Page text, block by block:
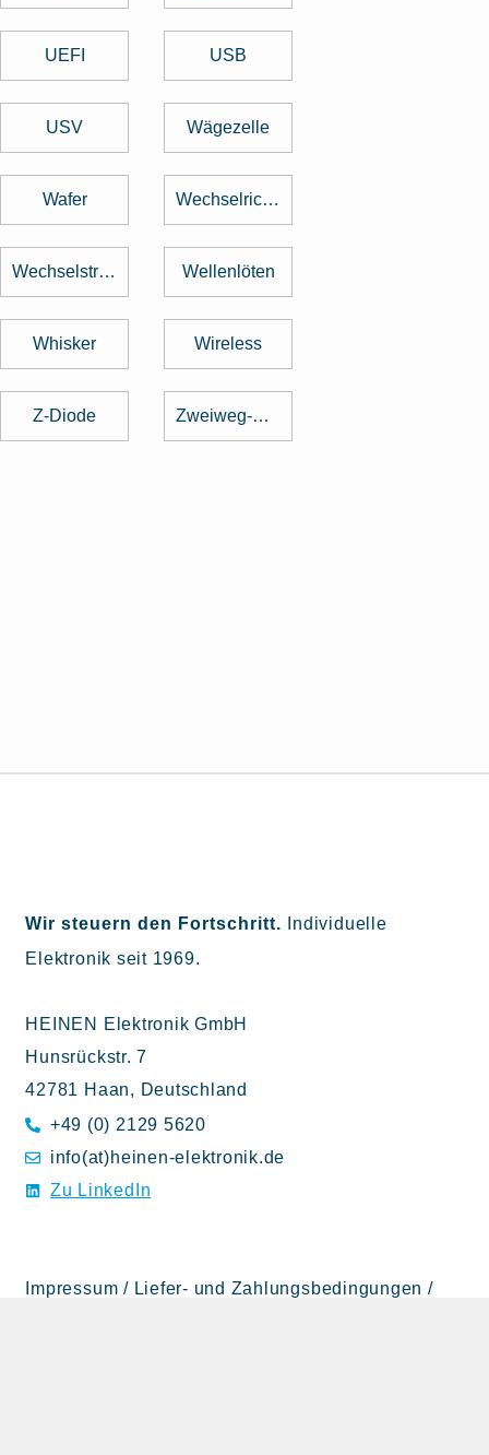
UEFI USB
USV Wägezelle
Wafer Wechselrichter
Wechselstrom Wellenlöten
Whisker Wireless
Z-Diode Zweiweg-Gleichrichter
Wir steuern den Fortschritt.
Individuelle
Elektronik seit 1969.
HEINEN Elektronik GmbH
Hunsrückstr. 7
42781 Haan, Deutschland
+49 (0) 2129 5620
info(at)heinen-elektronik.de
Zu LinkedIn
Impressum/ Liefer- und Zahlungsbedingungen /